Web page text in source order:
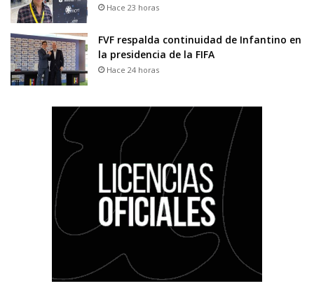
Hace 23 horas
FVF respalda continuidad de Infantino en
la presidencia de la FIFA
Hace 24 horas